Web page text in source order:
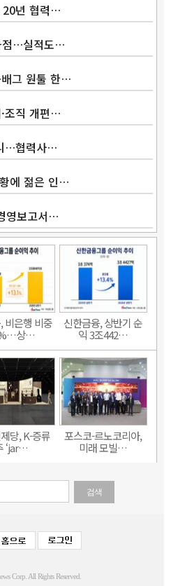
20년 협력…
점…실적도…
그 원툴 한…
조직 개편…
…협력사…
에 젊은 인…
영보고서…
비은행 비중
상…
신한금융, 상반기 순
익 3조442…
당, K-증류
‘jar…
포스코-르노코리아,
미래 모빌…
검색
Corp. All Rights Reserved.